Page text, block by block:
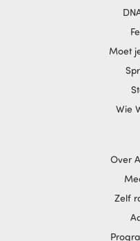
Moet
Wie
Over
Zelf